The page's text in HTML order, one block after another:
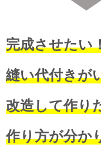
完成させた
縫い代付きが
改造して作
作り方が分か